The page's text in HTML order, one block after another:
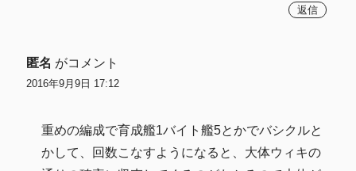
返信
匿名 がコメント
2016年9月9日 17:12
重めの編成で育成艦1バイト艦5とかでバシクルと
かして、回数こなすようになると、大体ウィキの